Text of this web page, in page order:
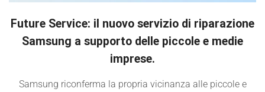
Future Service: il nuovo servizio di riparazione
Samsung a supporto delle piccole e medie
imprese.
Samsung riconferma la propria vicinanza alle piccole e